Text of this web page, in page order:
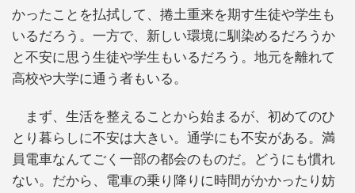
かったことを払拭して、捲土重来を期す生徒や学生も
いるだろう。一方で、新しい環境に馴染めるだろうか
と不安に思う生徒や学生もいるだろう。地元を離れて
高校や大学に通う者もいる。
まず、生活を整えることから始まるが、初めてのひ
とり暮らしに不安は大きい。通学にも不安がある。満
員電車なんてごく一部の都会のものだ。どうにも慣れ
ない。だから、電車の乗り降りに時間がかかったり妨